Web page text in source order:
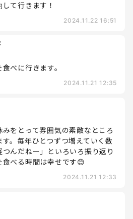
て行きます！
2024.11.22 16:51
べに行きます。
2024.11.21 12:35
をとって雰囲気の素敵なところ
。毎年ひとつずつ増えていく数
んだねー」といろいろ振り返り
べる時間は幸せです😊
2024.11.21 12:33